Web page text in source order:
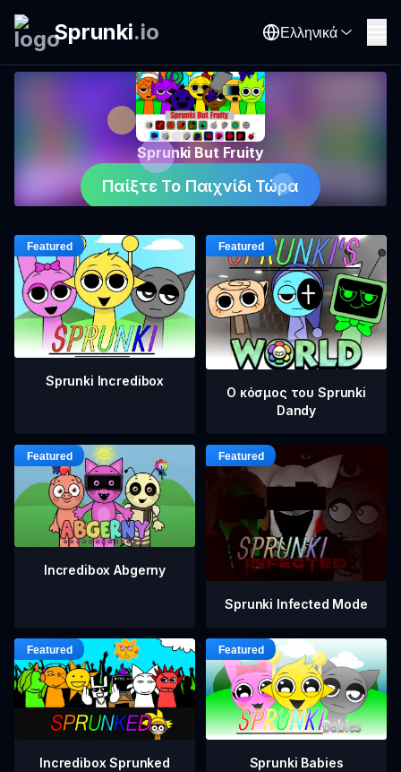
Sprunki.io Ελληνικά
Sprunki But Fruity
Παίξτε Το Παιχνίδι Τώρα
Sprunki Incredibox
Ο κόσμος του Sprunki
Dandy
Incredibox Abgerny
Sprunki Infected Mode
Incredibox Sprunked Sprunki Babies